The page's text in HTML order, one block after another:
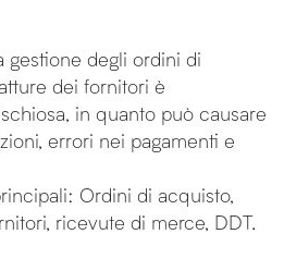
gestione degli ordini di
dei fornitori è
in quanto può causare
errori nei pagamenti e
Ordini di acquisto,
ricevute di merce, DDT.